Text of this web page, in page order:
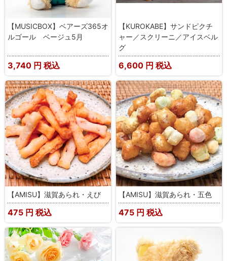
【MUSICBOX】ベアーズ365オ
ルゴール ベージュ5月
3,740 円 税込
【KUROKABE】サンドピクチ
ャー／スクリーニ／アイスベル
グ
6,600 円 税込
【AMISU】滋賀あられ・えび
475 円 税込
【AMISU】滋賀あられ・五色
475 円 税込